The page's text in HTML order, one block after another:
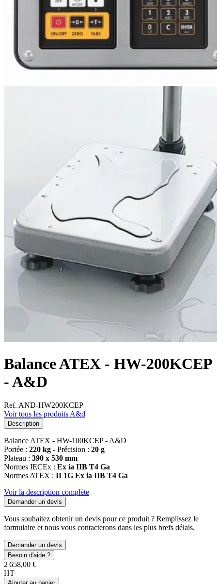
Balance ATEX - HW-200KCEP
- A&D
Ref. AND-HW200KCEP
Voir tous les produits A&d
Description
Balance ATEX - HW-100KCEP - A&D
Portée : 220 kg - Précision : 20 g
Plateau : 390 x 530 mm
Normes IECEx : Ex ia IIB T4 Ga
Normes ATEX : II 1G Ex ia IIB T4 Ga
Voir la description complète
Demander un devis
Vous souhaitez obtenir un devis pour ce produit ? Remplissez le
formulaire et nous vous contacterons dans les plus brefs délais.
Demander un devis
Besoin d'aide ?
2 658,00 €
HT